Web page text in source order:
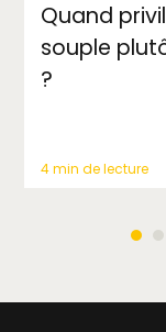
Quand
souple
?
4 min de lecture